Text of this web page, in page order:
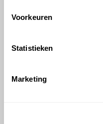
Voorkeuren
Statistieken
Marketing